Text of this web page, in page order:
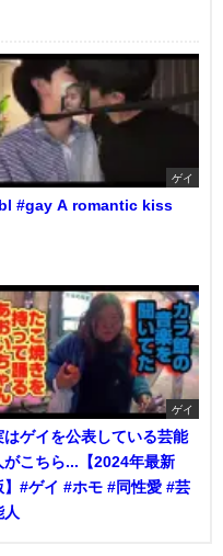
ゲイ
#gay A romantic kiss
ゲイ
はゲイを公表している芸能
がこちら...【2024年最新
】#ゲイ #ホモ #同性愛 #芸
人